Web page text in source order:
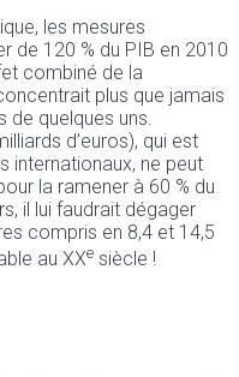
les mesures
de 120 % du PIB en 2010
combiné de la
plus que jamais
de quelques uns.
d’euros), qui est
internationaux, ne peut
la ramener à 60 % du
il lui faudrait dégager
compris en 8,4 et 14,5
au XXe siècle !